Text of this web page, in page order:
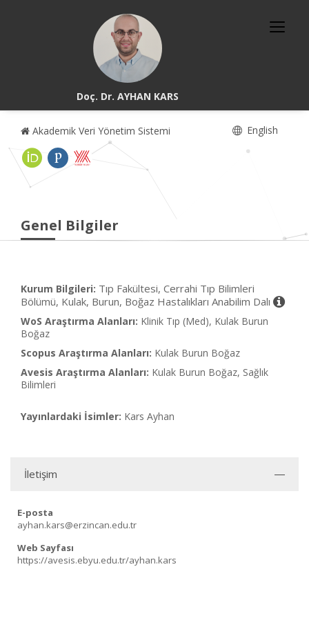
Doç. Dr. AYHAN KARS
Akademik Veri Yönetim Sistemi English
Genel Bilgiler
Kurum Bilgileri: Tıp Fakültesi, Cerrahi Tıp Bilimleri
Bölümü, Kulak, Burun, Boğaz Hastalıkları Anabilim Dalı
WoS Araştırma Alanları: Klinik Tıp (Med), Kulak Burun
Boğaz
Scopus Araştırma Alanları: Kulak Burun Boğaz
Avesis Araştırma Alanları: Kulak Burun Boğaz, Sağlık
Bilimleri
Yayınlardaki İsimler: Kars Ayhan
İletişim
E-posta
ayhan.kars@erzincan.edu.tr
Web Sayfası
https://avesis.ebyu.edu.tr/ayhan.kars